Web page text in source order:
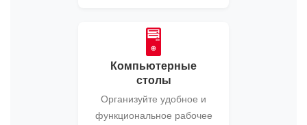
🖥️
Компьютерные
столы
Организуйте удобное и
функциональное рабочее